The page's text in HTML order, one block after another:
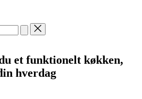
et funktionelt køkken,
hverdag